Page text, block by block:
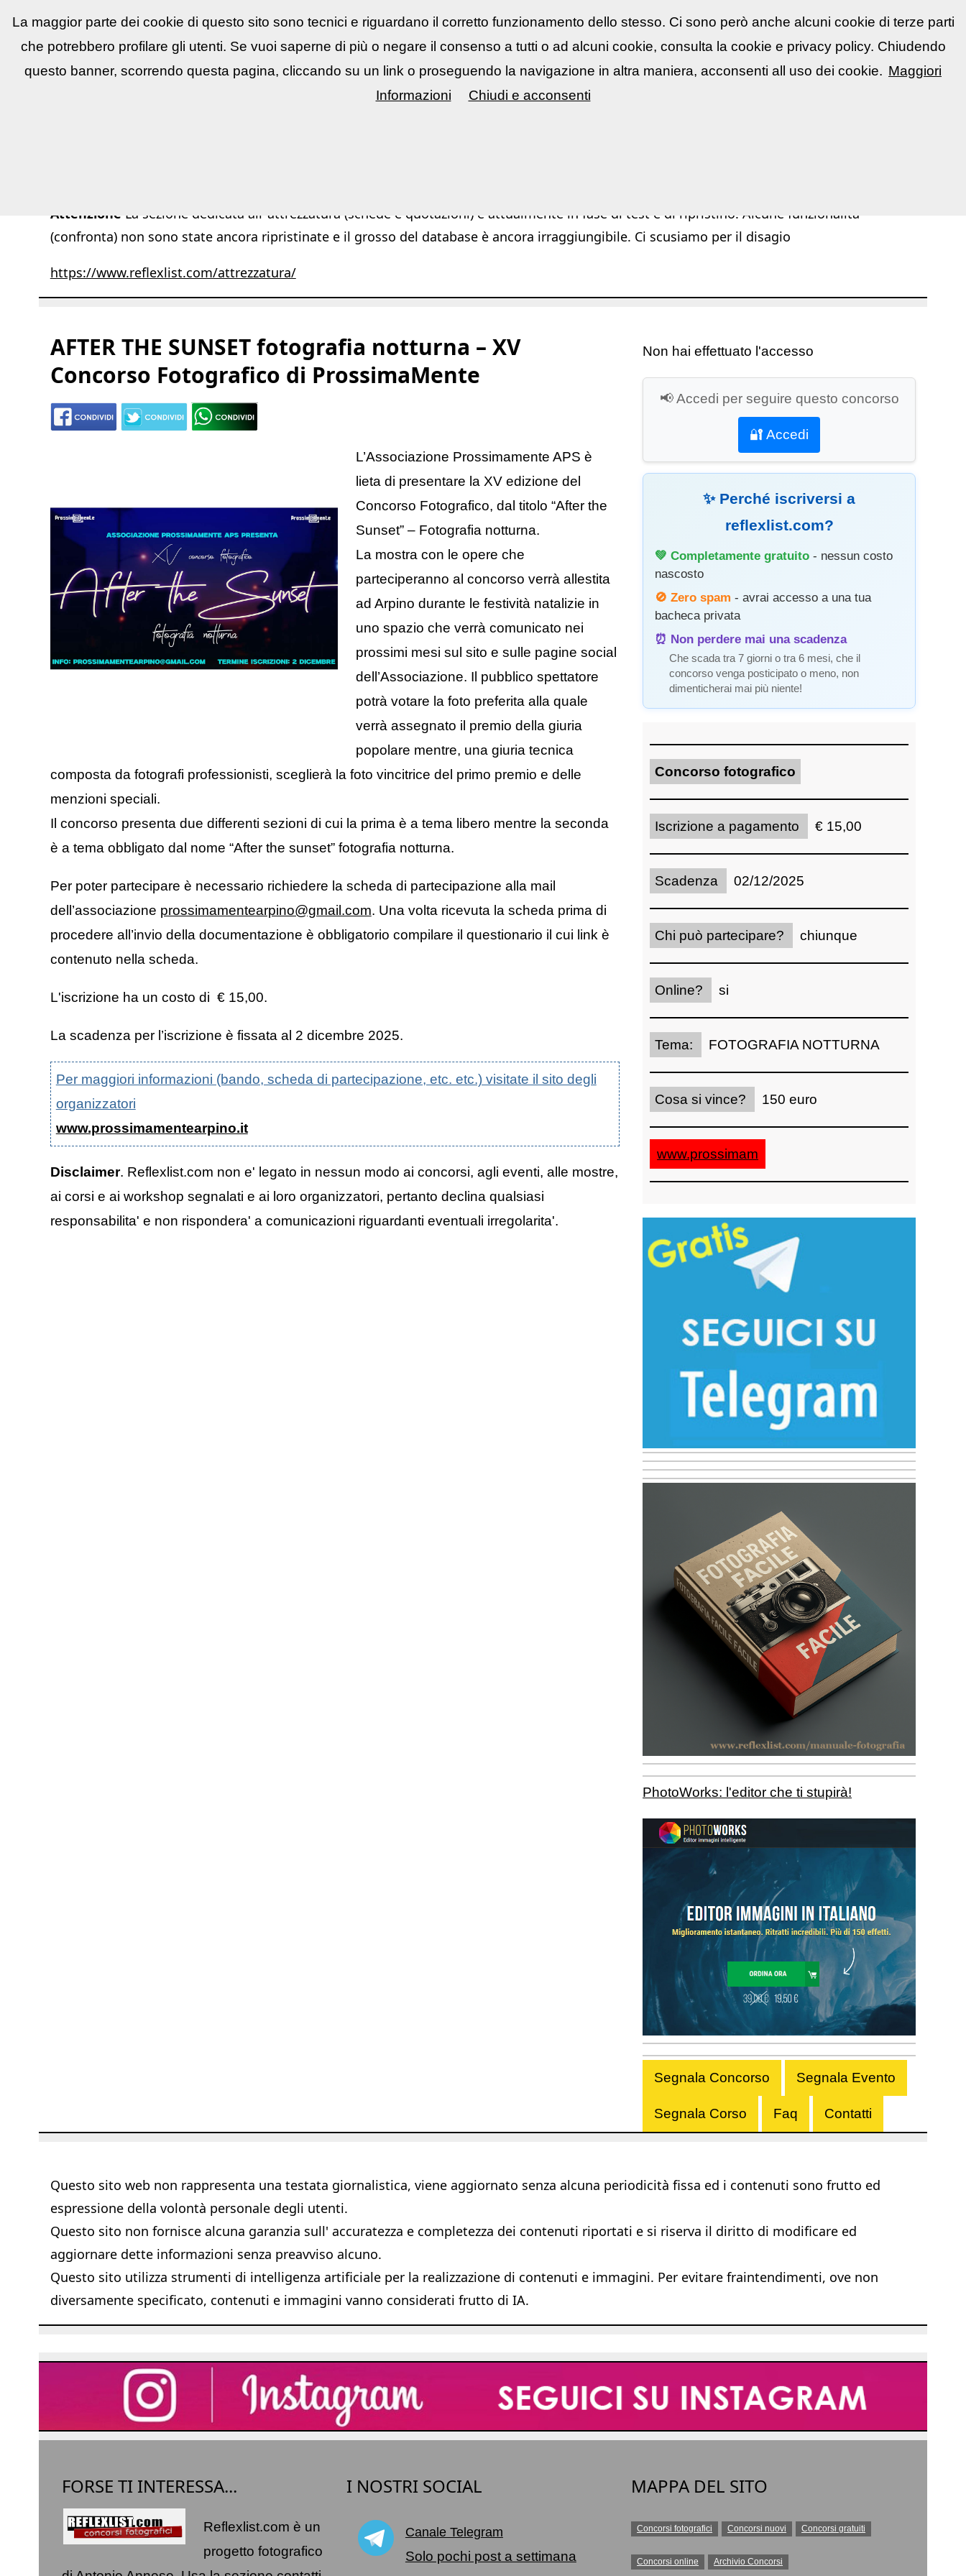
ReflexLIST▼ News e utility ▼ Concorsi fotografici ▼ Mostre Eventi▼ Contatti 🇮🇹 Italiano
Attenzione La sezione dedicata all''attrezzatura (schede e quotazioni) è attualmente in fase di test e di ripristino. Alcune funzionalità
(confronta) non sono state ancora ripristinate e il grosso del database è ancora irraggiungibile. Ci scusiamo per il disagio
https://www.reflexlist.com/attrezzatura/
AFTER THE SUNSET fotografia notturna – XV
Concorso Fotografico di ProssimaMente
L’Associazione Prossimamente APS è
lieta di presentare la XV edizione del
Concorso Fotografico, dal titolo “After the
Sunset” – Fotografia notturna.
La mostra con le opere che
parteciperanno al concorso verrà allestita
ad Arpino durante le festività natalizie in
uno spazio che verrà comunicato nei
prossimi mesi sul sito e sulle pagine social
dell’Associazione. Il pubblico spettatore
potrà votare la foto preferita alla quale
verrà assegnato il premio della giuria
popolare mentre, una giuria tecnica
composta da fotografi professionisti, sceglierà la foto vincitrice del primo premio e delle
menzioni speciali.
Il concorso presenta due differenti sezioni di cui la prima è a tema libero mentre la seconda
è a tema obbligato dal nome “After the sunset” fotografia notturna.
Per poter partecipare è necessario richiedere la scheda di partecipazione alla mail
dell’associazione prossimamentearpino@gmail.com. Una volta ricevuta la scheda prima di
procedere all’invio della documentazione è obbligatorio compilare il questionario il cui link è
contenuto nella scheda.
L'iscrizione ha un costo di € 15,00.
La scadenza per l’iscrizione è fissata al 2 dicembre 2025.
Per maggiori informazioni (bando, scheda di partecipazione, etc. etc.) visitate il sito degli
organizzatori
www.prossimamentearpino.it
Disclaimer. Reflexlist.com non e' legato in nessun modo ai concorsi, agli eventi, alle mostre,
ai corsi e ai workshop segnalati e ai loro organizzatori, pertanto declina qualsiasi
responsabilita' e non rispondera' a comunicazioni riguardanti eventuali irregolarita'.
Non hai effettuato l'accesso
📢 Accedi per seguire questo concorso
🔐 Accedi
✨ Perché iscriversi a
reflexlist.com?
💚 Completamente gratuito - nessun costo
nascosto
🚫 Zero spam - avrai accesso a una tua
bacheca privata
⏰ Non perdere mai una scadenza
Che scada tra 7 giorni o tra 6 mesi, che il
concorso venga posticipato o meno, non
dimenticherai mai più niente!
Concorso fotografico
Iscrizione a pagamento € 15,00
Scadenza 02/12/2025
Chi può partecipare? chiunque
Online? si
Tema: FOTOGRAFIA NOTTURNA
Cosa si vince? 150 euro
www.prossimam
PhotoWorks: l'editor che ti stupirà!
Segnala Concorso Segnala Evento
Segnala Corso Faq Contatti
Questo sito web non rappresenta una testata giornalistica, viene aggiornato senza alcuna periodicità fissa ed i contenuti sono frutto ed
espressione della volontà personale degli utenti.
Questo sito non fornisce alcuna garanzia sull' accuratezza e completezza dei contenuti riportati e si riserva il diritto di modificare ed
aggiornare dette informazioni senza preavviso alcuno.
Questo sito utilizza strumenti di intelligenza artificiale per la realizzazione di contenuti e immagini. Per evitare fraintendimenti, ove non
diversamente specificato, contenuti e immagini vanno considerati frutto di IA.
FORSE TI INTERESSA...
Reflexlist.com è un
progetto fotografico
I NOSTRI SOCIAL
Canale Telegram
Solo pochi post a settimana
MAPPA DEL SITO
Concorsi fotografici Concorsi nuovi Concorsi gratuiti
Concorsi online Archivio Concorsi
La maggior parte dei cookie di questo sito sono tecnici e riguardano il corretto funzionamento dello stesso. Ci sono però anche alcuni cookie di terze parti
che potrebbero profilare gli utenti. Se vuoi saperne di più o negare il consenso a tutti o ad alcuni cookie, consulta la cookie e privacy policy. Chiudendo
questo banner, scorrendo questa pagina, cliccando su un link o proseguendo la navigazione in altra maniera, acconsenti all uso dei cookie. Maggiori
Informazioni
Chiudi e acconsenti